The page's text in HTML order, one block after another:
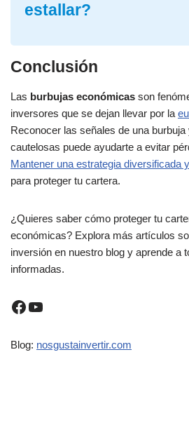
estallar?
Conclusión
Las burbujas económicas son
inversores que se dejan llevar por la
Reconocer las señales de una
cautelosas puede ayudarte a evitar
Mantener una estrategia diversificada
para proteger tu cartera.
¿Quieres saber cómo proteger tu
económicas? Explora más artículos
inversión en nuestro blog y aprende a
informadas.
Blog: nosgustainvertir.com